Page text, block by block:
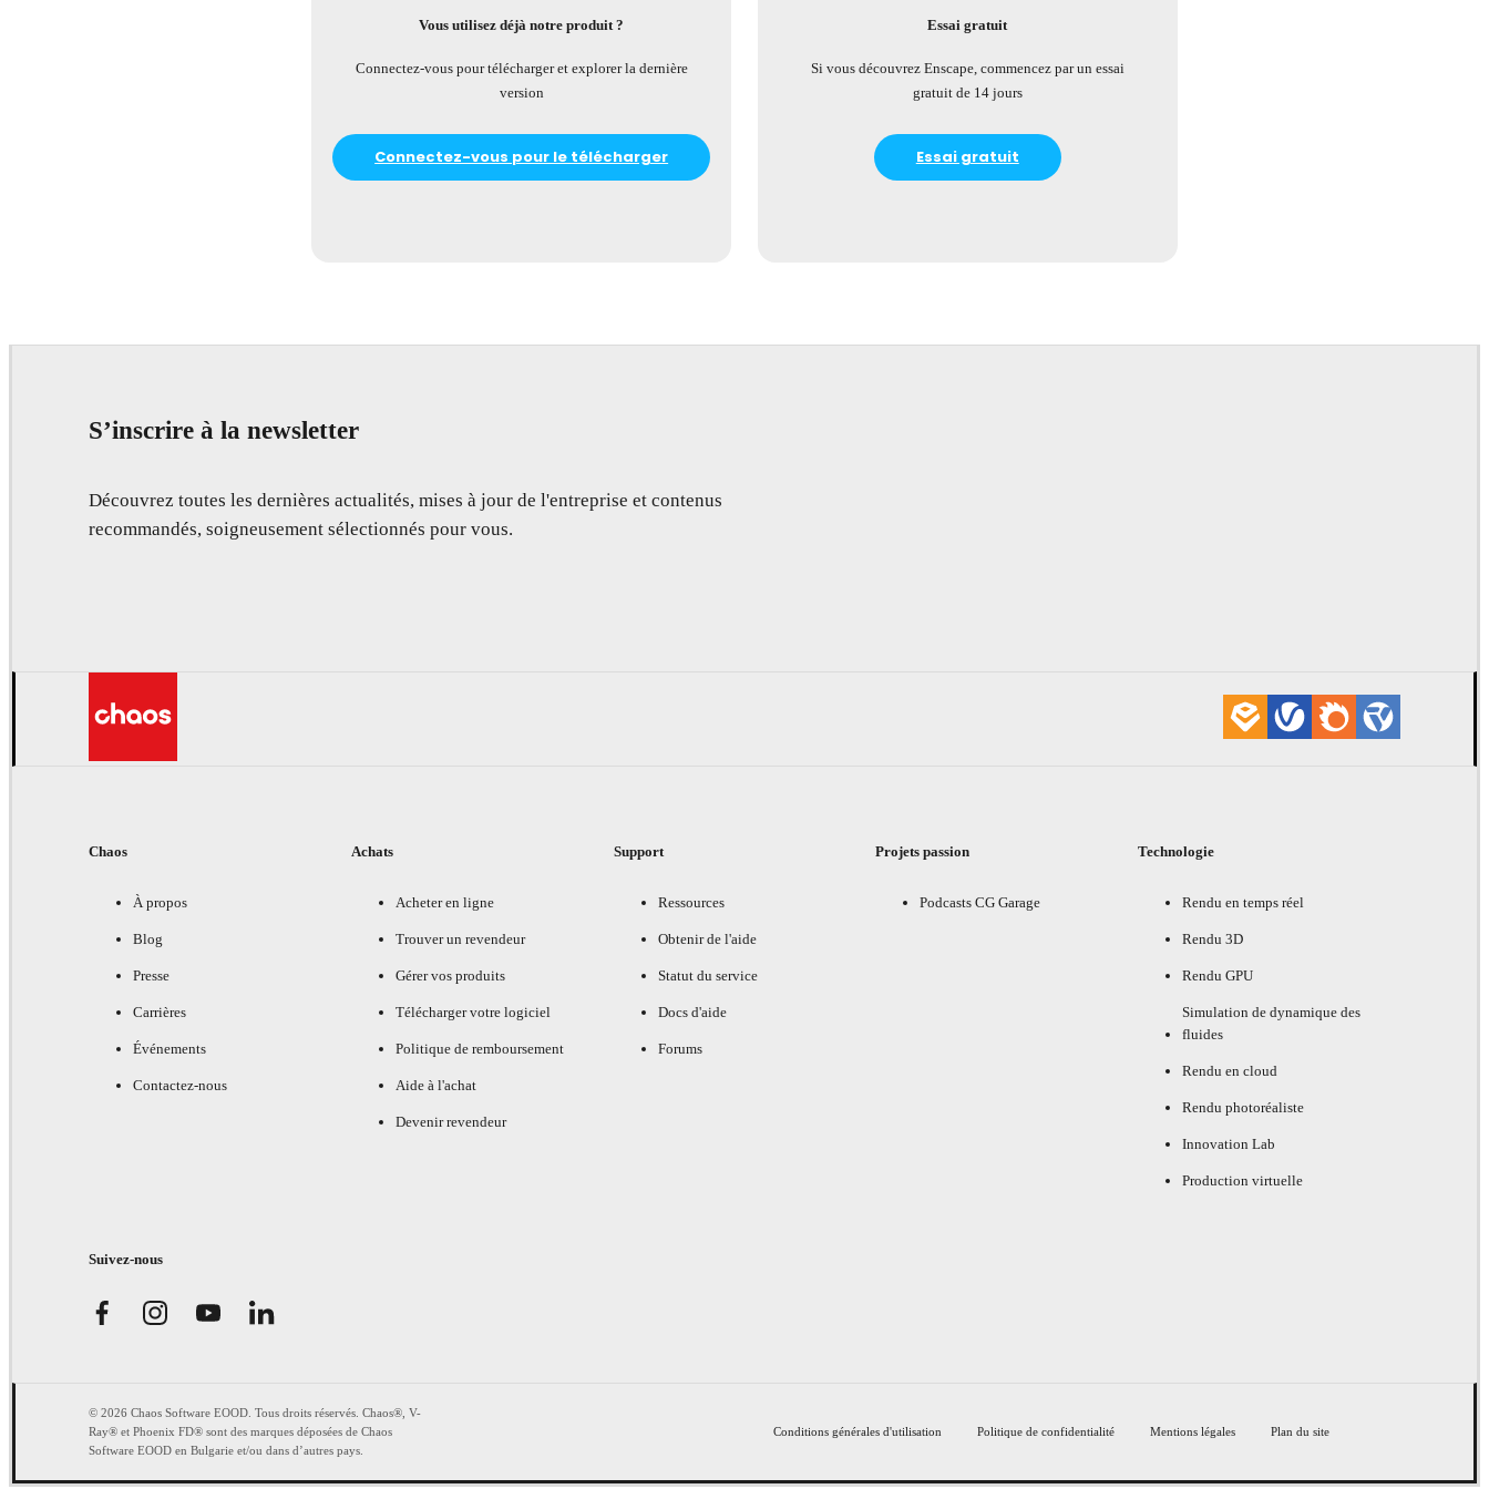
Vous utilisez déjà notre produit ?
Connectez-vous pour télécharger et explorer la dernière
version
Connectez-vous pour le télécharger
Essai gratuit
Si vous découvrez Enscape, commencez par un essai
gratuit de 14 jours
Essai gratuit
S’inscrire à la newsletter
Découvrez toutes les dernières actualités, mises à jour de l'entreprise et contenus
recommandés, soigneusement sélectionnés pour vous.
Chaos
À propos
Blog
Presse
Carrières
Événements
Contactez-nous
Achats
Acheter en ligne
Trouver un revendeur
Gérer vos produits
Télécharger votre logiciel
Politique de remboursement
Aide à l'achat
Devenir revendeur
Support
Ressources
Obtenir de l'aide
Statut du service
Docs d'aide
Forums
Projets passion
Podcasts CG Garage
Technologie
Rendu en temps réel
Rendu 3D
Rendu GPU
Simulation de dynamique des
fluides
Rendu en cloud
Rendu photoréaliste
Innovation Lab
Production virtuelle
Suivez-nous
© 2026 Chaos Software EOOD. Tous droits réservés. Chaos®, V-
Ray® et Phoenix FD® sont des marques déposées de Chaos
Software EOOD en Bulgarie et/ou dans d’autres pays.
Conditions générales d'utilisation Politique de confidentialité Mentions légales Plan du site